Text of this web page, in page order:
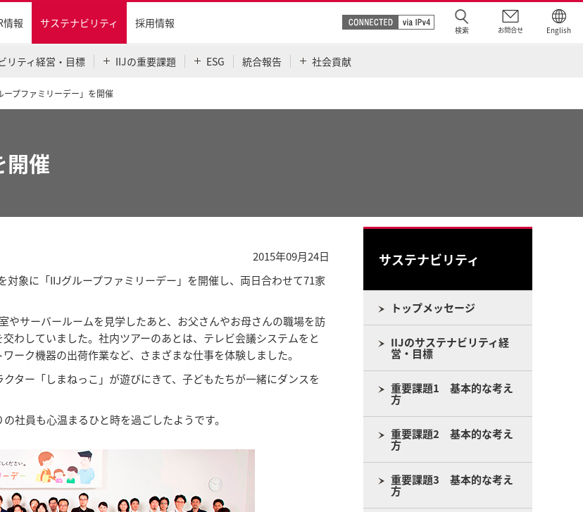
情報 サステナビリティ 採用情報
検索 お問合せ English
リティ経営・目標 IIJの重要課題 ESG 統合報告 社会貢献
ープファミリーデー」を開催
開催
2015年09月24日
象に「IIJグループファミリーデー」を開催し、両日合わせて71家
サーバールームを見学したあと、お父さんやお母さんの職場を訪
わしていました。社内ツアーのあとは、テレビ会議システムをと
ーク機器の出荷作業など、さまざまな仕事を体験しました。
ター「しまねっこ」が遊びにきて、子どもたちが一緒にダンスを
社員も心温まるひと時を過ごしたようです。
サステナビリティ
トップメッセージ
IIJのサステナビリティ経
営・目標
重要課題1 基本的な考え
方
重要課題2 基本的な考え
方
重要課題3 基本的な考え
方